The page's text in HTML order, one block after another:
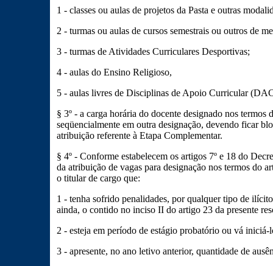
1 - classes ou aulas de projetos da Pasta e outras
2 - turmas ou aulas de cursos semestrais ou outros de
3 - turmas de Atividades Curriculares Desportivas;
4 - aulas do Ensino Religioso,
5 - aulas livres de Disciplinas de Apoio Curricular
§ 3º - a carga horária do docente designado nos termos
seqüencialmente em outra designação, devendo ficar
atribuição referente à Etapa Complementar.
§ 4º - Conforme estabelecem os artigos 7º e 18 do
da atribuição de vagas para designação nos termos do
o titular de cargo que:
1 - tenha sofrido penalidades, por qualquer tipo de
ainda, o contido no inciso II do artigo 23 da presente
2 - esteja em período de estágio probatório ou vá iniciá-
3 - apresente, no ano letivo anterior, quantidade de